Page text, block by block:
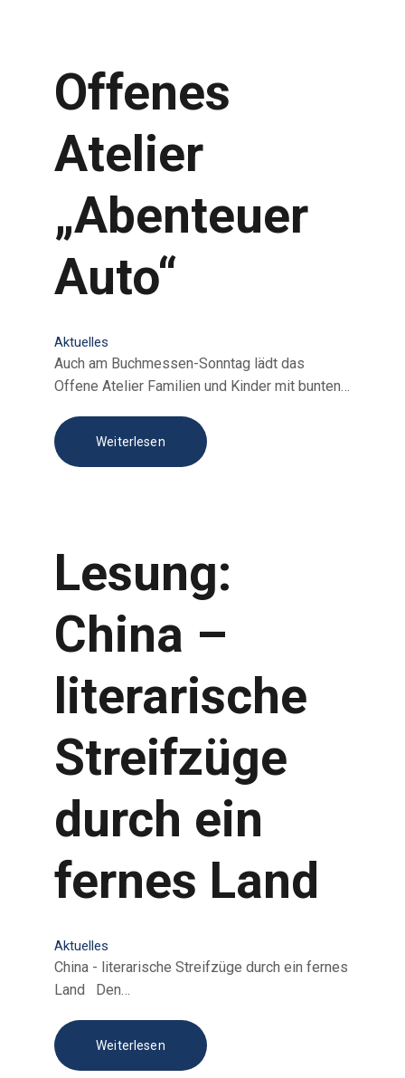
Offenes
Atelier
„Abenteuer
Auto“
Aktuelles
Auch am Buchmessen-Sonntag lädt das
Offene Atelier Familien und Kinder mit bunten…
Weiterlesen
Lesung:
China –
literarische
Streifzüge
durch ein
fernes Land
Aktuelles
China - literarische Streifzüge durch ein fernes
Land Den…
Weiterlesen